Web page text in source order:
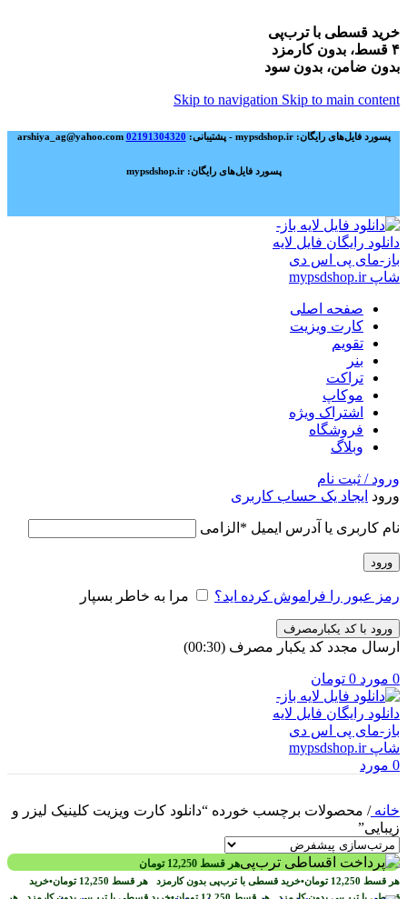
خرید قسطی با ترب‌پی
۴ قسط، بدون کارمزد
بدون ضامن، بدون سود
Skip to navigation Skip to main content
پسورد فایل‌های رایگان: mypsdshop.ir - پشتیبانی: arshiya_ag@yahoo.com 02191304320
پسورد فایل‌های رایگان: mypsdshop.ir
صفحه اصلی
کارت ویزیت
تقویم
بنر
تراکت
موکاپ
اشتراک ویژه
فروشگاه
وبلاگ
ورود / ثبت نام
ورود ایجاد یک حساب کاربری
نام کاربری یا آدرس ایمیل * الزامی
ورود
رمز عبور را فراموش کرده اید؟ مرا به خاطر بسپار
ورود با کد یکبارمصرف
ارسال مجدد کد یکبار مصرف (00:
30
)
0 مورد 0 تومان
0 مورد
خانه/ محصولات برچسب خورده “دانلود کارت ویزیت کلینیک لیزر و
زیبایی”
هر قسط 12,250 تومان
هر قسط 12,250 تومان•خرید قسطی با ترب‌پی بدون کارمزد هر قسط 12,250 تومان•خرید